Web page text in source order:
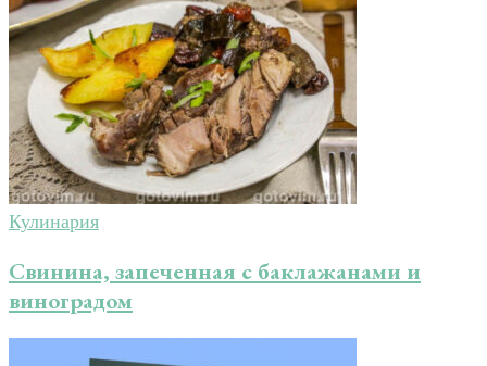
Кулинария
Свинина, запеченная с баклажанами и
виноградом